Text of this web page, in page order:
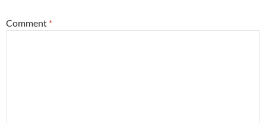
Comment *